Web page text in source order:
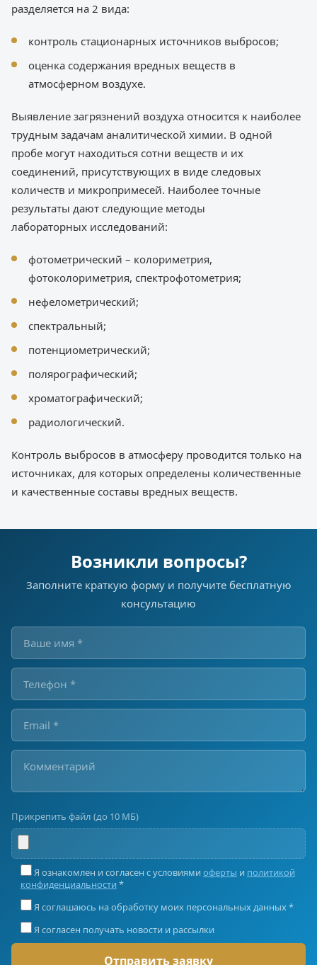
разделяется на 2 вида:
контроль стационарных источников выбросов;
оценка содержания вредных веществ в
атмосферном воздухе.
Выявление загрязнений воздуха относится к наиболее
трудным задачам аналитической химии. В одной
пробе могут находиться сотни веществ и их
соединений, присутствующих в виде следовых
количеств и микропримесей. Наиболее точные
результаты дают следующие методы
лабораторных исследований:
фотометрический – колориметрия,
фотоколориметрия, спектрофотометрия;
нефелометрический;
спектральный;
потенциометрический;
полярографический;
хроматографический;
радиологический.
Контроль выбросов в атмосферу проводится только на
источниках, для которых определены количественные
и качественные составы вредных веществ.
Возникли вопросы?
Заполните краткую форму и получите бесплатную
консультацию
Прикрепить файл (до 10 МБ)
Я ознакомлен и согласен с условиями оферты и политикой
конфиденциальности *
Я соглашаюсь на обработку моих персональных данных *
Я согласен получать новости и рассылки